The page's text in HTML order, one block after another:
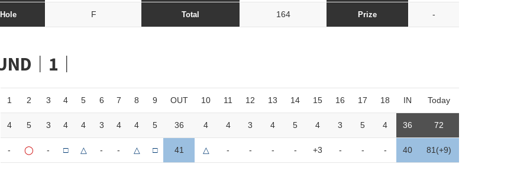
Hole F Total 164 Prize -
｜1｜
1 2 3 4 5 6 7 8 9 OUT 10 11 12 13 14 15 16 17 18 IN Today
4 5 3 4 4 3 4 4 5 36 4 4 3 4 5 4 3 5 4 36 72
- ◯ - □ △ - - △ □ 41 △ - - - - +3 - - - 40 81(+9)